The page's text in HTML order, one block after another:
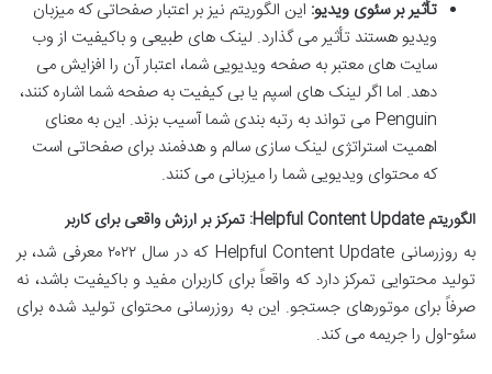
تأثیر بر سئوی ویدیو: این الگوریتم نیز بر اعتبار صفحاتی که میزبان
ویدیو هستند تأثیر می گذارد. لینک های طبیعی و باکیفیت از وب
سایت های معتبر به صفحه ویدیویی شما، اعتبار آن را افزایش می
دهد. اما اگر لینک های اسپم یا بی کیفیت به صفحه شما اشاره کنند،
Penguin می تواند به رتبه بندی شما آسیب بزند. این به معنای
اهمیت استراتژی لینک سازی سالم و هدفمند برای صفحاتی است
که محتوای ویدیویی شما را میزبانی می کنند.
الگوریتم Helpful Content Update: تمرکز بر ارزش واقعی برای کاربر
به روزرسانی Helpful Content Update که در سال ۲۰۲۲ معرفی شد، بر
تولید محتوایی تمرکز دارد که واقعاً برای کاربران مفید و باکیفیت باشد، نه
صرفاً برای موتورهای جستجو. این به روزرسانی محتوای تولید شده برای
سئو-اول را جریمه می کند.